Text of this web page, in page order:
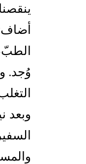
أضاف:
وُجد.
وبعد